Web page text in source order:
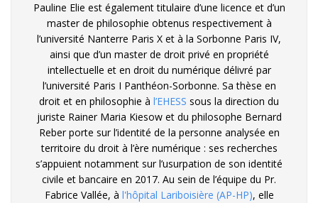
Pauline Elie est également titulaire d’une licence et d’un
master de philosophie obtenus respectivement à
l’université Nanterre Paris X et à la Sorbonne Paris IV,
ainsi que d’un master de droit privé en propriété
intellectuelle et en droit du numérique délivré par
l’université Paris I Panthéon-Sorbonne. Sa thèse en
droit et en philosophie à l’EHESS sous la direction du
juriste Rainer Maria Kiesow et du philosophe Bernard
Reber porte sur l’identité de la personne analysée en
territoire du droit à l’ère numérique : ses recherches
s’appuient notamment sur l’usurpation de son identité
civile et bancaire en 2017. Au sein de l’équipe du Pr.
Fabrice Vallée, à l'hôpital Lariboisière (AP-HP), elle